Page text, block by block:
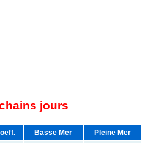
jours
Basse Mer Pleine Mer